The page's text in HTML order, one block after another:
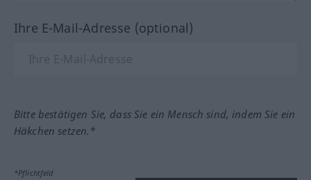
Ihre E-Mail-Adresse (optional)
Bitte bestätigen Sie, dass Sie ein Mensch sind, indem Sie ein
Häkchen setzen.*
*Pflichtfeld